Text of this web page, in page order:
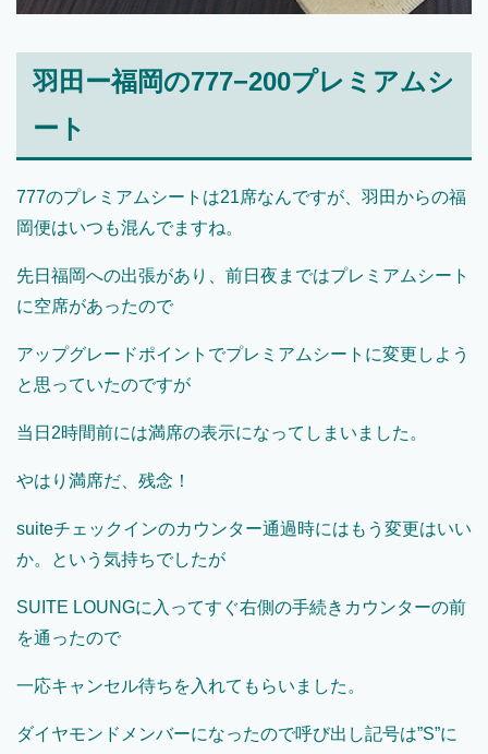
羽田ー福岡の777−200プレミアムシ
ート
777のプレミアムシートは21席なんですが、羽田からの福
岡便はいつも混んでますね。
先日福岡への出張があり、前日夜まではプレミアムシート
に空席があったので
アップグレードポイントでプレミアムシートに変更しよう
と思っていたのですが
当日2時間前には満席の表示になってしまいました。
やはり満席だ、残念！
suiteチェックインのカウンター通過時にはもう変更はいい
か。という気持ちでしたが
SUITE LOUNGに入ってすぐ右側の手続きカウンターの前
を通ったので
一応キャンセル待ちを入れてもらいました。
ダイヤモンドメンバーになったので呼び出し記号は”S”に